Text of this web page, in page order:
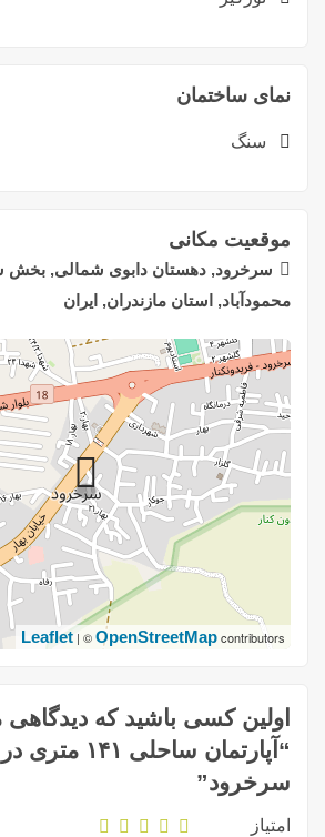
نمای ساختمان
سنگ
موقعیت مکانی
سرخرود, دهستان دابوی شمالی, بخش
محمودآباد, استان مازندران, ایران
Leaflet | ©OpenStreetMapcontributors
اولین کسی باشید که
“آپارتمان ساحلی
سرخرود”
امتیاز